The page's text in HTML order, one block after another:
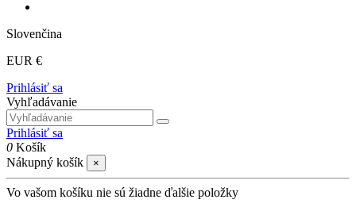
Slovenčina
EUR €
Prihlásiť sa
Vyhľadávanie
Prihlásiť sa
0 Košík
Nákupný košík
×
Vo vašom košíku nie sú žiadne ďalšie položky